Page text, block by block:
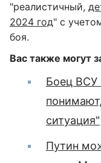
"реалистичный,
2024 год" с
боя.
Вас также могут
Боец ВСУ
ситуация"
Путин